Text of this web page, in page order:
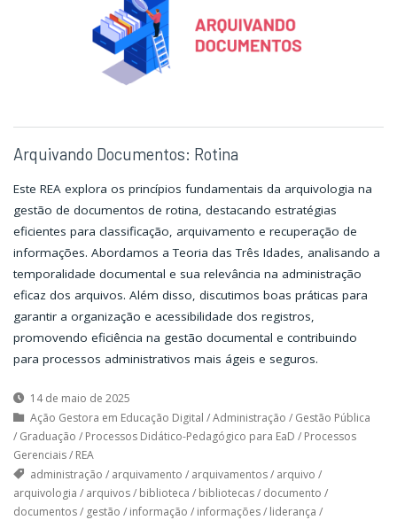
Arquivando Documentos: Rotina
Este REA explora os princípios fundamentais da arquivologia na
gestão de documentos de rotina, destacando estratégias
eficientes para classificação, arquivamento e recuperação de
informações. Abordamos a Teoria das Três Idades, analisando a
temporalidade documental e sua relevância na administração
eficaz dos arquivos. Além disso, discutimos boas práticas para
garantir a organização e acessibilidade dos registros,
promovendo eficiência na gestão documental e contribuindo
para processos administrativos mais ágeis e seguros.
14 de maio de 2025
Ação Gestora em Educação Digital /Administração / Gestão Pública
/ Graduação / Processos Didático-Pedagógico para EaD / Processos
Gerenciais/ REA
administração / arquivamento / arquivamentos/ arquivo /
arquivologia / arquivos/ biblioteca / bibliotecas/ documento /
documentos/ gestão / informação / informações/ liderança /